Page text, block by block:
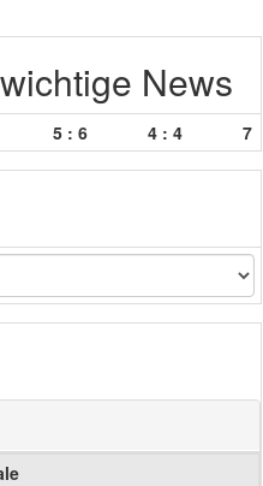
News
5 : 6 4 : 4 7 :